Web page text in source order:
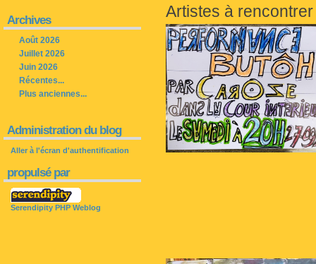
Artistes à
Archives
Août 2026
Juillet 2026
Juin 2026
Récentes...
Plus anciennes...
Administration du blog
Aller à l'écran d'authentification
propulsé par
Serendipity PHP Weblog